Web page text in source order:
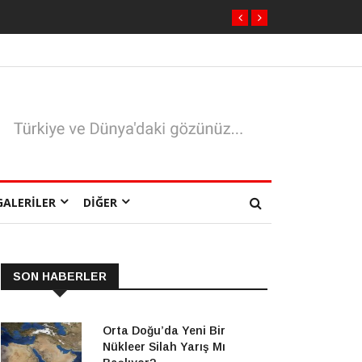
DIĞER
SON HABERLER
Orta Doğu’da Yeni Bir
Nükleer Silah Yarış Mı